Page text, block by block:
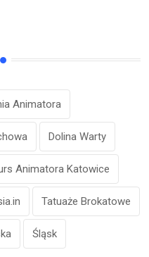
Animatora
Dolina Warty
Animatora Katowice
Tatuaże Brokatowe
Śląsk